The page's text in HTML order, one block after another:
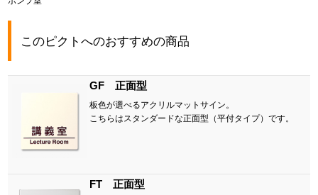
このピクトへのおすすめの商品
GF 正面型
板色が選べるアクリルマットサイン。
こちらはスタンダードな正面型（平付タイプ）です。
FT 正面型